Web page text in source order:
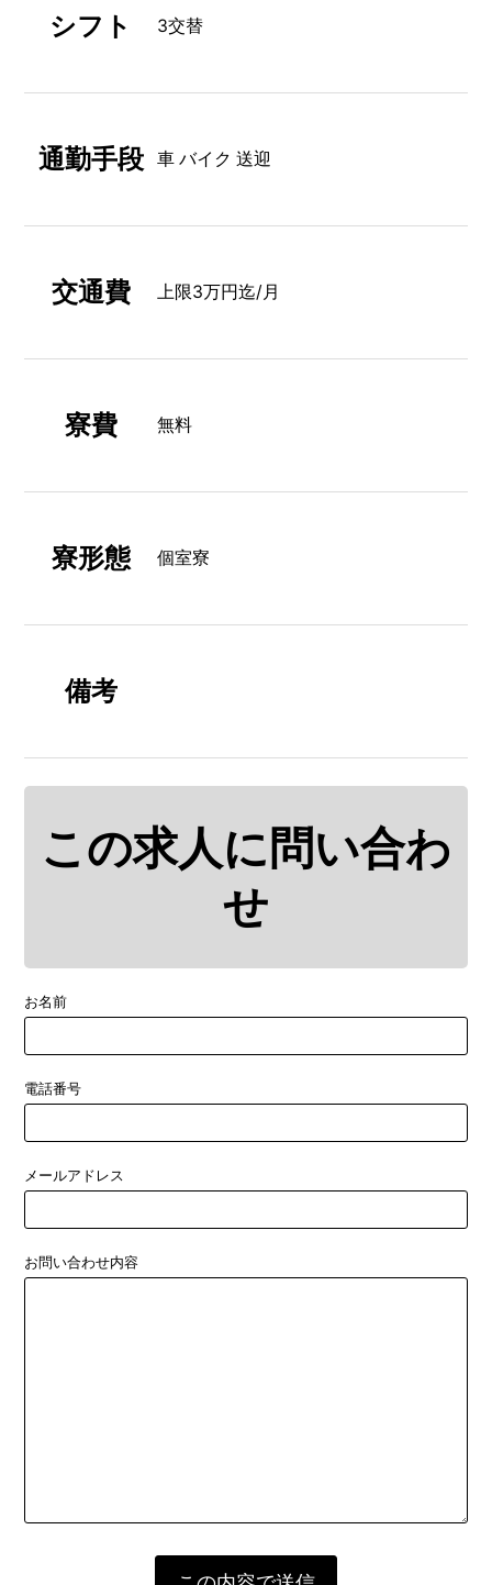
シフト 3交替
通勤手段 車 バイク 送迎
交通費 上限3万円迄/月
寮費 無料
寮形態 個室寮
備考
この求人に問い合わ
せ
お名前
電話番号
メールアドレス
お問い合わせ内容